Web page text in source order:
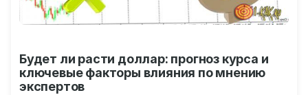
Будет ли расти доллар: прогноз курса и
ключевые факторы влияния по мнению
экспертов